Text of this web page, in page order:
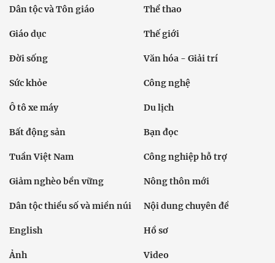
Dân tộc và Tôn giáo Thể thao
Giáo dục Thế giới
Đời sống Văn hóa - Giải trí
Sức khỏe Công nghệ
Ô tô xe máy Du lịch
Bất động sản Bạn đọc
Tuần Việt Nam Công nghiệp hỗ trợ
Giảm nghèo bền vững Nông thôn mới
Dân tộc thiểu số và miền núi Nội dung chuyên đề
English Hồ sơ
Ảnh Video